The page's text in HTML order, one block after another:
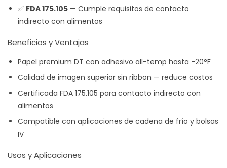
✅ FDA 175.105 — Cumple requisitos de contacto
indirecto con alimentos
Beneficios y Ventajas
Papel premium DT con adhesivo all-temp hasta -20°F
Calidad de imagen superior sin ribbon — reduce costos
Certificada FDA 175.105 para contacto indirecto con
alimentos
Compatible con aplicaciones de cadena de frío y bolsas
IV
Usos y Aplicaciones